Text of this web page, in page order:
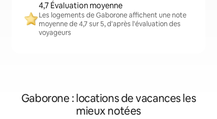
4,7 Évaluation moyenne
Les logements de Gaborone affichent une note
moyenne de 4,7 sur 5, d'après l'évaluation des
voyageurs
Gaborone : locations de vacances les
mieux notées